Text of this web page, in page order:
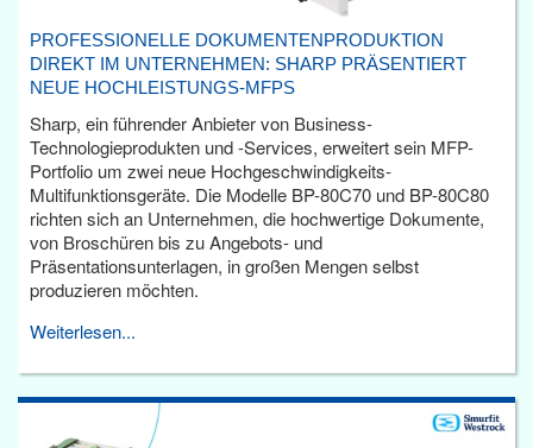
PROFESSIONELLE DOKUMENTENPRODUKTION
DIREKT IM UNTERNEHMEN: SHARP PRÄSENTIERT
NEUE HOCHLEISTUNGS-MFPS
Sharp, ein führender Anbieter von Business-
Technologieprodukten und -Services, erweitert sein MFP-
Portfolio um zwei neue Hochgeschwindigkeits-
Multifunktionsgeräte. Die Modelle BP-80C70 und BP-80C80
richten sich an Unternehmen, die hochwertige Dokumente,
von Broschüren bis zu Angebots- und
Präsentationsunterlagen, in großen Mengen selbst
produzieren möchten.
Weiterlesen...